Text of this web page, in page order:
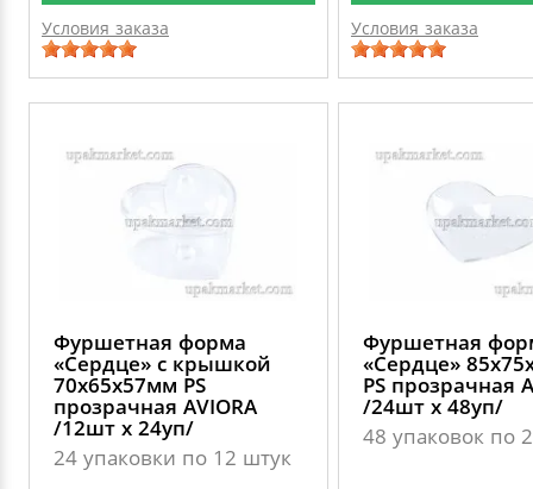
Условия заказа Условия заказа
Фуршетная форма
«Сердце» с крышкой
70х65х57мм PS
прозрачная AVIORA
/12шт х 24уп/
24 упаковки по 12 штук
Фуршетная
«Сердце»
PS прозрачная
/24шт х 48уп/
48 упаковок по